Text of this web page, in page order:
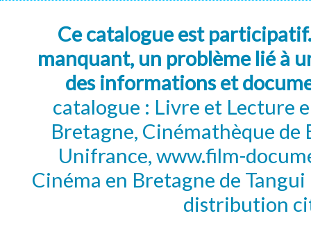
Ce catalogue est
manquant, un problème lié à
des informations et
catalogue : Livre et Lecture
Bretagne, Cinémathèque de
Unifrance, www.film-
Cinéma en Bretagne de
distribution